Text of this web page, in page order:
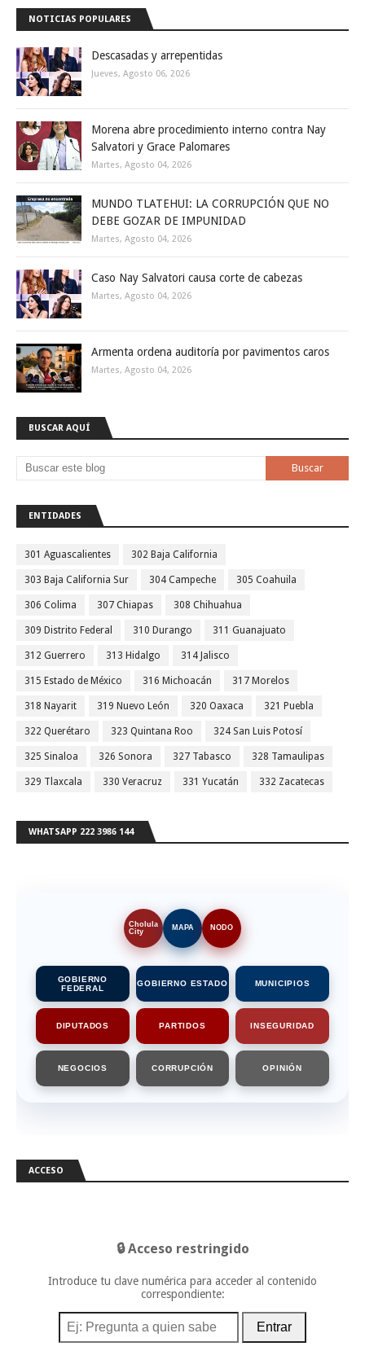
NOTICIAS POPULARES
Descasadas y arrepentidas
Jueves, Agosto 06, 2026
Morena abre procedimiento interno contra Nay
Salvatori y Grace Palomares
Martes, Agosto 04, 2026
MUNDO TLATEHUI: LA CORRUPCIÓN QUE NO
DEBE GOZAR DE IMPUNIDAD
Martes, Agosto 04, 2026
Caso Nay Salvatori causa corte de cabezas
Martes, Agosto 04, 2026
Armenta ordena auditoría por pavimentos caros
Martes, Agosto 04, 2026
BUSCAR AQUÍ
ENTIDADES
301 Aguascalientes 302 Baja California
303 Baja California Sur 304 Campeche 305 Coahuila
306 Colima 307 Chiapas 308 Chihuahua
309 Distrito Federal 310 Durango 311 Guanajuato
312 Guerrero 313 Hidalgo 314 Jalisco
315 Estado de México 316 Michoacán 317 Morelos
318 Nayarit 319 Nuevo León 320 Oaxaca 321 Puebla
322 Querétaro 323 Quintana Roo 324 San Luis Potosí
325 Sinaloa 326 Sonora 327 Tabasco 328 Tamaulipas
329 Tlaxcala 330 Veracruz 331 Yucatán 332 Zacatecas
WHATSAPP 222 3986 144
Cholula
City
MAPA NODO
GOBIERNO
FEDERAL
GOBIERNO ESTADO MUNICIPIOS
DIPUTADOS PARTIDOS INSEGURIDAD
NEGOCIOS CORRUPCIÓN OPINIÓN
ACCESO
🔒 Acceso restringido
Introduce tu clave numérica para acceder al contenido
correspondiente:
Entrar